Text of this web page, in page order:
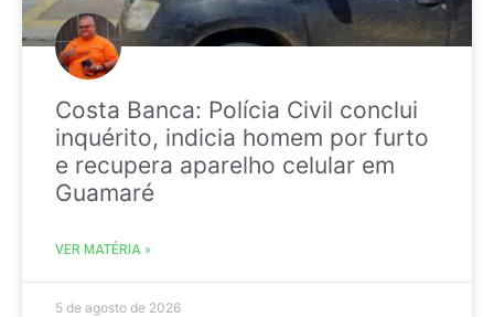
Costa Banca: Polícia Civil conclui
inquérito, indicia homem por furto
e recupera aparelho celular em
Guamaré
VER MATÉRIA »
5 de agosto de 2026